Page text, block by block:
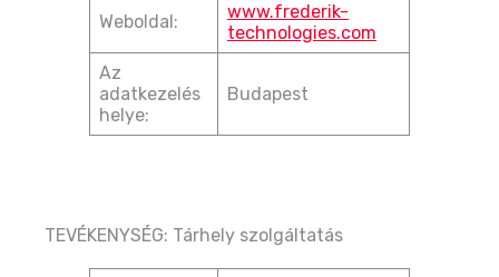
Weboldal:
www.frederik-
technologies.com
Az
adatkezelés
helye:
Budapest
TEVÉKENYSÉG: Tárhely szolgáltatás